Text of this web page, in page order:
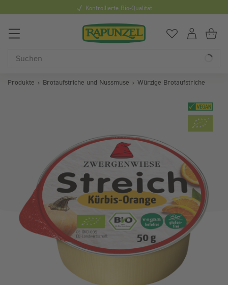
Du hast0
Produkte Brotaufstriche und Nussmuse Würzige Brotaufstriche